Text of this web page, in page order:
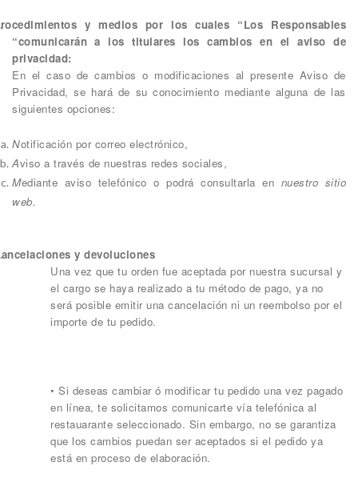
y medios por los cuales “Los Responsables
“comunicarán a los titulares los cambios en el aviso de
privacidad:
En el caso de cambios o modificaciones al presente Aviso de
Privacidad, se hará de su conocimiento mediante alguna de las
siguientes opciones:
Notificación por correo electrónico,
Aviso a través de nuestras redes sociales,
Mediante aviso telefónico o podrá consultarla en nuestro sitio
web.
y devoluciones
Una vez que tu orden fue aceptada por nuestra sucursal y
el cargo se haya realizado a tu método de pago, ya no
será posible emitir una cancelación ni un reembolso por el
importe de tu pedido.
• Si deseas cambiar ó modificar tu pedido una vez pagado
en línea, te solicitamos comunicarte vía telefónica al
restauarante seleccionado. Sin embargo, no se garantiza
que los cambios puedan ser aceptados si el pedido ya
está en proceso de elaboración.